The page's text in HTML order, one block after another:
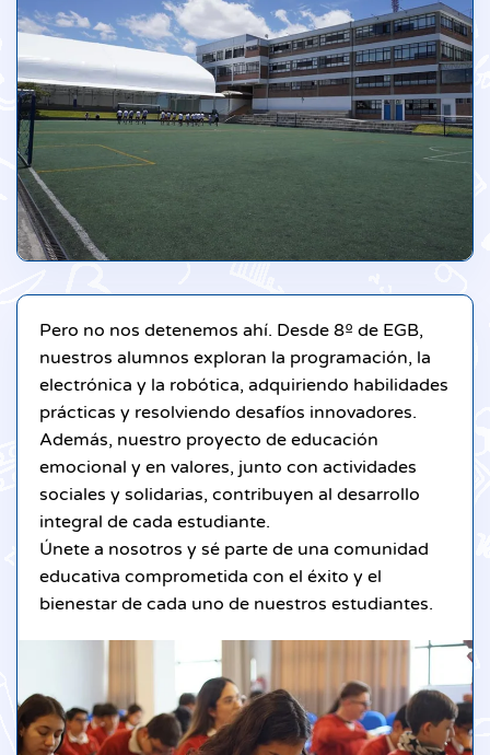
Pero no nos detenemos ahí. Desde 8º de EGB,
nuestros alumnos exploran la programación, la
electrónica y la robótica, adquiriendo habilidades
prácticas y resolviendo desafíos innovadores.
Además, nuestro proyecto de educación
emocional y en valores, junto con actividades
sociales y solidarias, contribuyen al desarrollo
integral de cada estudiante.
Únete a nosotros y sé parte de una comunidad
educativa comprometida con el éxito y el
bienestar de cada uno de nuestros estudiantes.